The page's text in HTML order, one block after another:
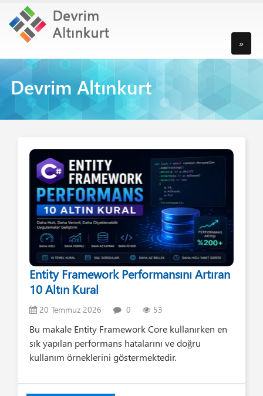
»
Devrim Altınkurt
Entity Framework Performansını Artıran
10 Altın Kural
20 Temmuz 2026 0 53
Bu makale Entity Framework Core kullanırken en
sık yapılan performans hatalarını ve doğru
kullanım örneklerini göstermektedir.